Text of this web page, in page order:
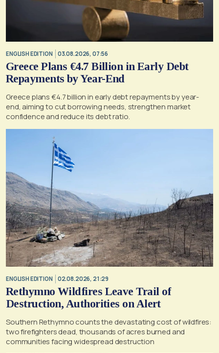
ENGLISH EDITION 03.08.2026, 07:56
Greece Plans €4.7 Billion in Early Debt
Repayments by Year-End
Greece plans €4.7 billion in early debt repayments by year-
end, aiming to cut borrowing needs, strengthen market
confidence and reduce its debt ratio.
ENGLISH EDITION 02.08.2026, 21:29
Rethymno Wildfires Leave Trail of
Destruction, Authorities on Alert
Southern Rethymno counts the devastating cost of wildfires:
two firefighters dead, thousands of acres burned and
communities facing widespread destruction